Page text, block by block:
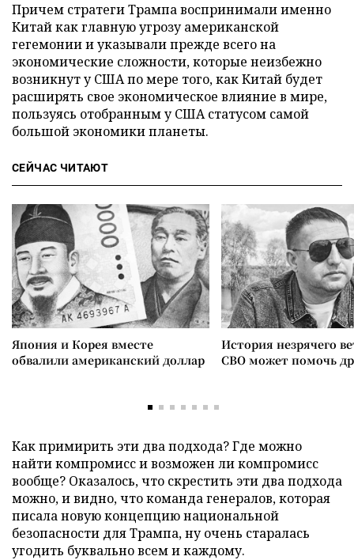
Причем стратеги Трампа воспринимали именно
Китай как главную угрозу американской
гегемонии и указывали прежде всего на
экономические сложности, которые неизбежно
возникнут у США по мере того, как Китай будет
расширять свое экономическое влияние в мире,
пользуясь отобранным у США статусом самой
большой экономики планеты.
СЕЙЧАС ЧИТАЮТ
Япония и Корея вместе
обвалили американский доллар
История незрячего
СВО может помочь
Как примирить эти два подхода? Где можно
найти компромисс и возможен ли компромисс
вообще? Оказалось, что скрестить эти два подхода
можно, и видно, что команда генералов, которая
писала новую концепцию национальной
безопасности для Трампа, ну очень старалась
угодить буквально всем и каждому.